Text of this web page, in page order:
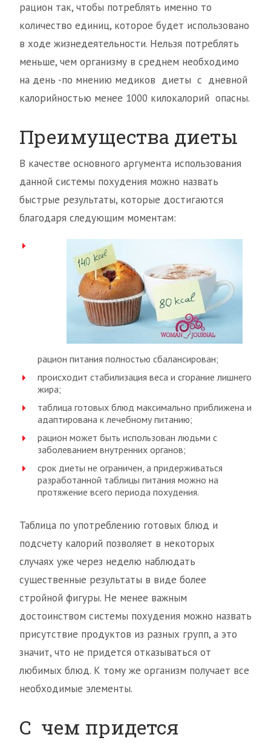
рацион так, чтобы потреблять именно то
количество единиц, которое будет использовано
в ходе жизнедеятельности. Нельзя потреблять
меньше, чем организму в среднем необходимо
на день -по мнению медиков диеты с дневной
калорийностью менее 1000 килокалорий опасны.
Преимущества диеты
В качестве основного аргумента использования
данной системы похудения можно назвать
быстрые результаты, которые достигаются
благодаря следующим моментам:
рацион питания полностью сбалансирован;
происходит стабилизация веса и сгорание лишнего
жира;
таблица готовых блюд максимально приближена и
адаптирована к лечебному питанию;
рацион может быть использован людьми с
заболеванием внутренних органов;
срок диеты не ограничен, а придерживаться
разработанной таблицы питания можно на
протяжение всего периода похудения.
Таблица по употреблению готовых блюд и
подсчету калорий позволяет в некоторых
случаях уже через неделю наблюдать
существенные результаты в виде более
стройной фигуры. Не менее важным
достоинством системы похудения можно назвать
присутствие продуктов из разных групп, а это
значит, что не придется отказываться от
любимых блюд. К тому же организм получает все
необходимые элементы.
С чем придется